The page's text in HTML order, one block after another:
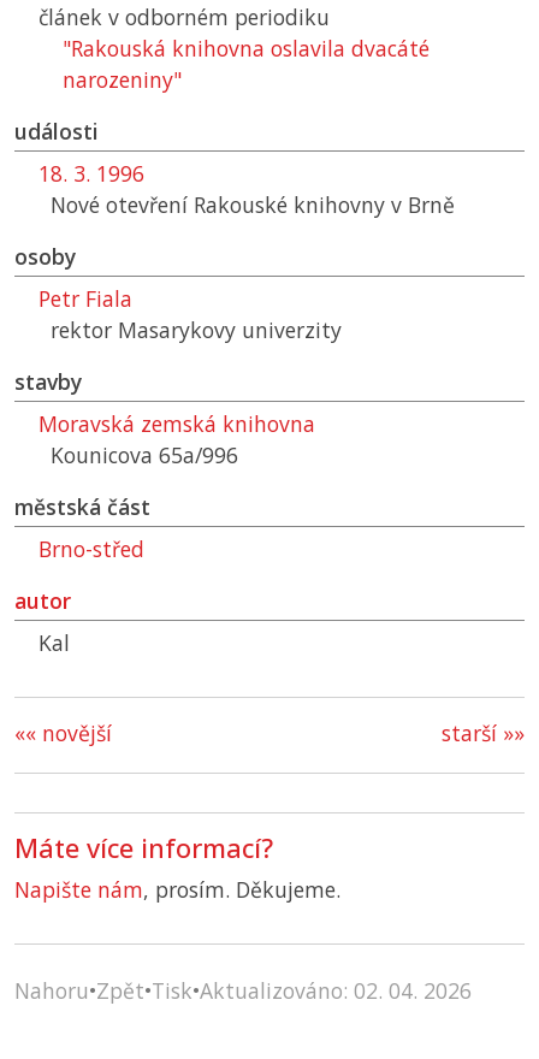
článek v odborném periodiku
"Rakouská knihovna oslavila dvacáté
narozeniny"
události
18. 3. 1996
Nové otevření Rakouské knihovny v Brně
osoby
Petr Fiala
rektor Masarykovy univerzity
stavby
Moravská zemská knihovna
Kounicova 65a/996
městská část
Brno-střed
autor
Kal
starší »»
«« novější
Máte více informací?
Napište nám, prosím. Děkujeme.
Nahoru•Zpět•Tisk•Aktualizováno: 02. 04. 2026